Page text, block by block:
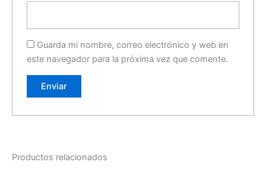
Guarda mi nombre, correo electrónico y web en
este navegador para la próxima vez que comente.
Productos relacionados